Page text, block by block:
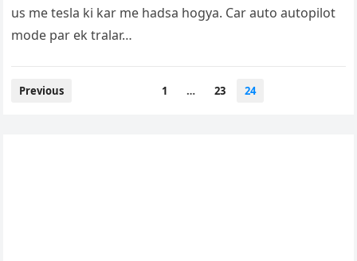
us me tesla ki kar me hadsa hogya. Car auto autopilot
mode par ek tralar…
Posts
Previous 1 … 23 24